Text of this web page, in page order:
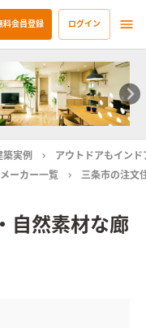
料会員登録 ログイン
実例
アウトドアもイン
ーカー一覧 三条市の注文
自然素材な廊